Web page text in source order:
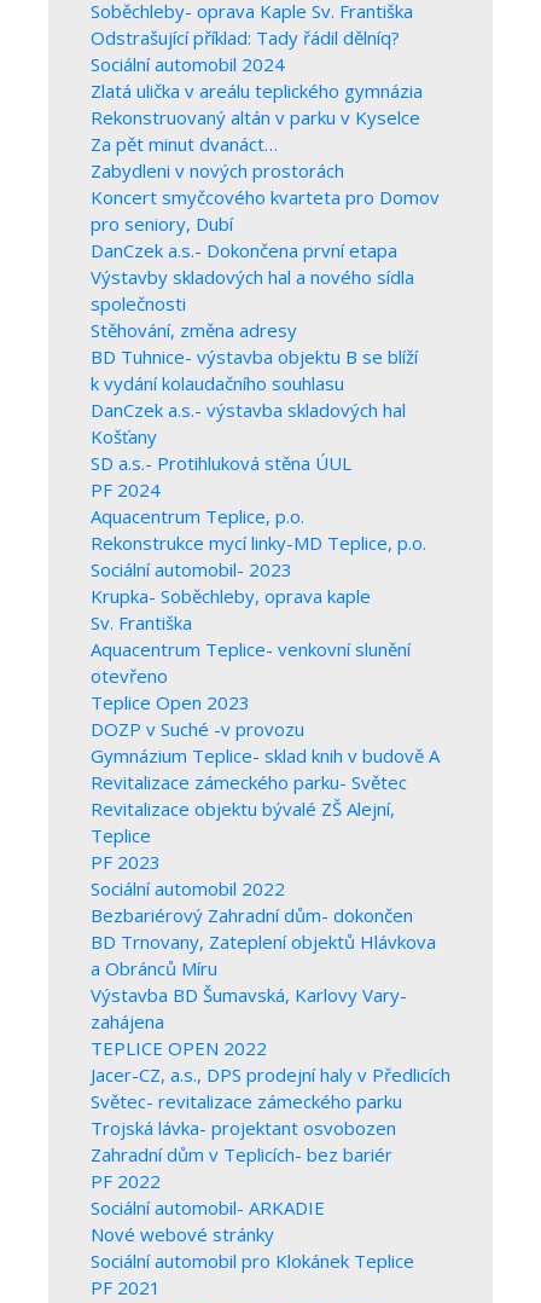
Soběchleby- oprava Kaple Sv. Františka
Odstrašující příklad: Tady řádil dělníq?
Sociální automobil 2024
Zlatá ulička v areálu teplického gymnázia
Rekonstruovaný altán v parku v Kyselce
Za pět minut dvanáct…
Zabydleni v nových prostorách
Koncert smyčcového kvarteta pro Domov
pro seniory, Dubí
DanCzek a.s.- Dokončena první etapa
Výstavby skladových hal a nového sídla
společnosti
Stěhování, změna adresy
BD Tuhnice- výstavba objektu B se blíží
k vydání kolaudačního souhlasu
DanCzek a.s.- výstavba skladových hal
Košťany
SD a.s.- Protihluková stěna ÚUL
PF 2024
Aquacentrum Teplice, p.o.
Rekonstrukce mycí linky-MD Teplice, p.o.
Sociální automobil- 2023
Krupka- Soběchleby, oprava kaple
Sv. Františka
Aquacentrum Teplice- venkovní slunění
otevřeno
Teplice Open 2023
DOZP v Suché -v provozu
Gymnázium Teplice- sklad knih v budově A
Revitalizace zámeckého parku- Světec
Revitalizace objektu bývalé ZŠ Alejní,
Teplice
PF 2023
Sociální automobil 2022
Bezbariérový Zahradní dům- dokončen
BD Trnovany, Zateplení objektů Hlávkova
a Obránců Míru
Výstavba BD Šumavská, Karlovy Vary-
zahájena
TEPLICE OPEN 2022
Jacer-CZ, a.s., DPS prodejní haly v Předlicích
Světec- revitalizace zámeckého parku
Trojská lávka- projektant osvobozen
Zahradní dům v Teplicích- bez bariér
PF 2022
Sociální automobil- ARKADIE
Nové webové stránky
Sociální automobil pro Klokánek Teplice
PF 2021